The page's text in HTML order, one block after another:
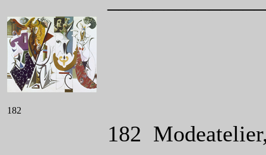
182
182